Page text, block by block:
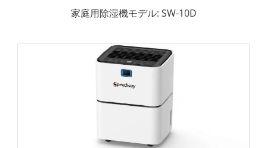
家庭用除湿機モデル: SW-10D